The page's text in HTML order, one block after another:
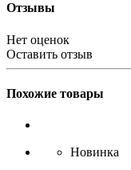
Отзывы
Нет оценок
Оставить отзыв
Похожие товары
Новинка